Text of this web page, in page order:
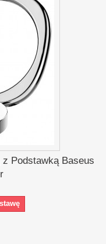
Podstawką Baseus